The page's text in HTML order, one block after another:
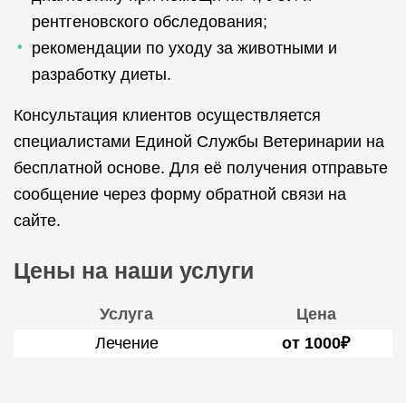
рентгеновского обследования;
рекомендации по уходу за животными и
разработку диеты.
Консультация клиентов осуществляется
специалистами Единой Службы Ветеринарии на
бесплатной основе. Для её получения отправьте
сообщение через форму обратной связи на
сайте.
Цены на наши услуги
Услуга
Цена
Лечение
от 1000₽